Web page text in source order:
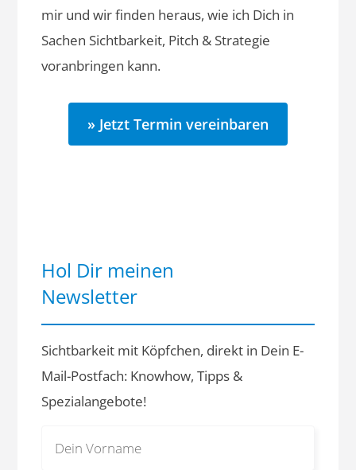
mir und wir finden heraus, wie ich Dich in
Sachen Sichtbarkeit, Pitch & Strategie
voranbringen kann.
» Jetzt Termin vereinbaren
Hol Dir meinen
Newsletter
Sichtbarkeit mit Köpfchen, direkt in Dein E-
Mail-Postfach: Knowhow, Tipps &
Spezialangebote!